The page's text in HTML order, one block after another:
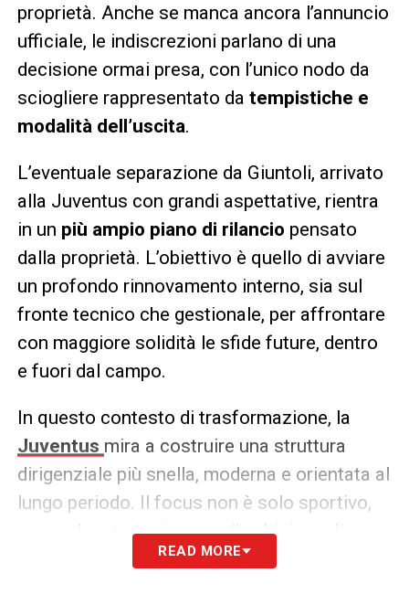
proprietà. Anche se manca ancora l’annuncio
ufficiale, le indiscrezioni parlano di una
decisione ormai presa, con l’unico nodo da
sciogliere rappresentato da tempistiche e
modalità dell’uscita.
L’eventuale separazione da Giuntoli, arrivato
alla Juventus con grandi aspettative, rientra
in un più ampio piano di rilancio pensato
dalla proprietà. L’obiettivo è quello di avviare
un profondo rinnovamento interno, sia sul
fronte tecnico che gestionale, per affrontare
con maggiore solidità le sfide future, dentro
e fuori dal campo.
In questo contesto di trasformazione, la
Juventus mira a costruire una struttura
dirigenziale più snella, moderna e orientata al
lungo periodo. Il focus non è solo sportivo,
ma anche strategico, con l’ambizione di
riportare il club ai vertici del calcio italiano
READ MORE